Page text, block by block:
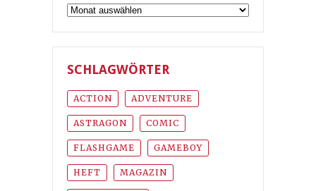
Archiv
SCHLAGWÖRTER
ACTION ADVENTURE
ASTRAGON COMIC
FLASHGAME GAMEBOY
HEFT MAGAZIN